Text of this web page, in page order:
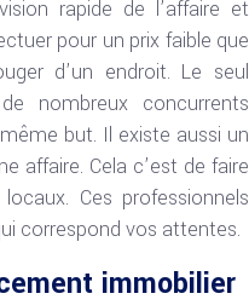
rapide de l’affaire et
pour un prix faible que
d’un endroit. Le seul
nombreux concurrents
but. Il existe aussi un
affaire. Cela c’est de faire
Ces professionnels
correspond vos attentes.
immobilier